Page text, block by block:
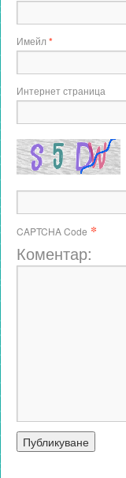
Имейл *
Интернет страница
CAPTCHA Code *
Коментар: